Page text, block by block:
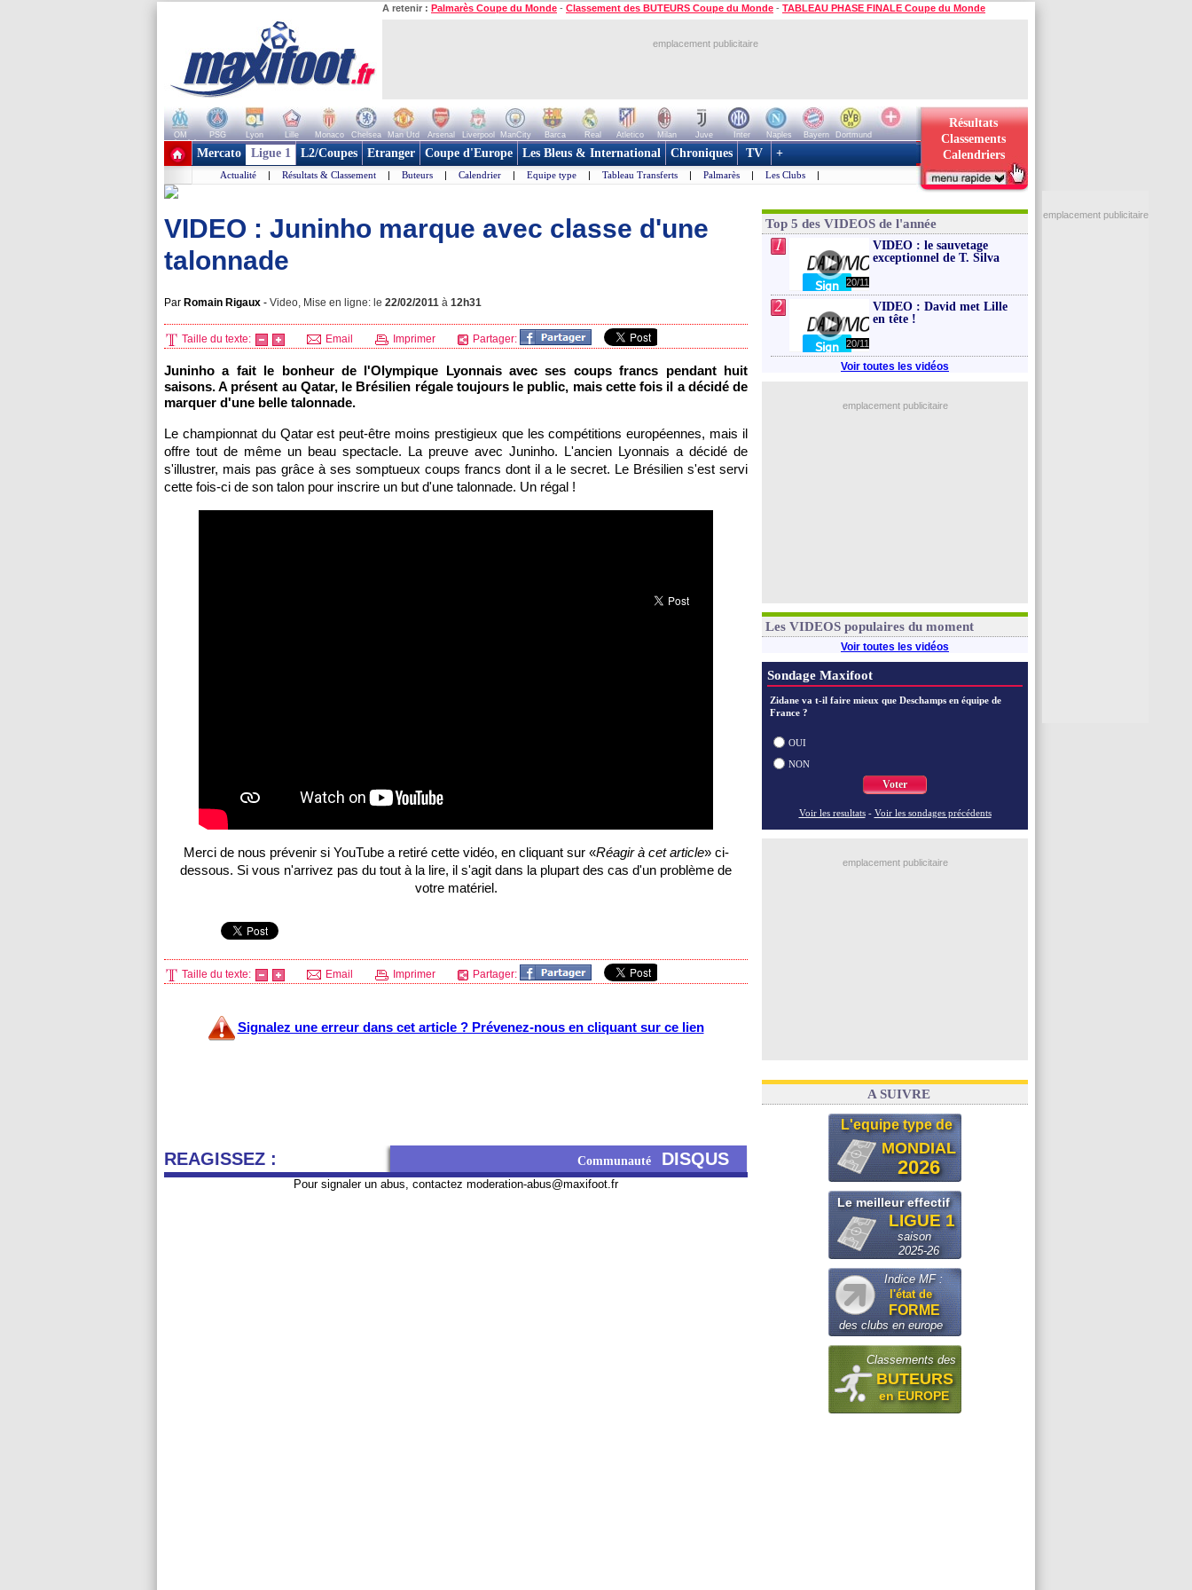
A retenir : Palmarès Coupe du Monde - Classement des BUTEURS Coupe du Monde - TABLEAU PHASE FINALE Coupe du Monde
emplacement publicitaire
OM PSG Lyon Lille Monaco Chelsea Man Utd Arsenal Liverpool ManCity Barca Real Atletico Milan Juve Inter Naples Bayern
Dortmund
+ de clubs
Résultats
Classements
Calendriers
Mercato Ligue 1 L2/Coupes Etranger Coupe d'Europe Les Bleus & International Chroniques TV +
Actualité | Résultats & Classement | Buteurs | Calendrier | Equipe type | Tableau Transferts | Palmarès | Les Clubs |
VIDEO : Juninho marque avec classe d'une
talonnade
Par Romain Rigaux - Video, Mise en ligne: le 22/02/2011 à 12h31
Taille du texte: Email Imprimer Partager:
Juninho a fait le bonheur de l'Olympique Lyonnaisavec ses coups francs pendant huit
saisons. A présent au Qatar, le Brésilien régale toujours le public, mais cette fois il a décidé de
marquer d'une belle talonnade.
Le championnat du Qatar est peut-être moins prestigieux que les compétitions européennes, mais il
offre tout de même un beau spectacle. La preuve avec Juninho. L'ancien Lyonnais a décidé de
s'illustrer, mais pas grâce à ses somptueux coups francs dont il a le secret. Le Brésilien s'est servi
cette fois-ci de son talon pour inscrire un but d'une talonnade. Un régal !
Merci de nous prévenir si YouTube a retiré cette vidéo, en cliquant sur «Réagir à cet article» ci-
dessous. Si vous n'arrivez pas du tout à la lire, il s'agit dans la plupart des cas d'un problème de
votre matériel.
Taille du texte: Email Imprimer Partager:
Signalez une erreur dans cet article ? Prévenez-nous en cliquant sur ce lien
REAGISSEZ : Communauté DISQUS
Pour signaler un abus, contactez moderation-abus@maxifoot.fr
Top 5 des VIDEOS de l'année
1
20/11
VIDEO : le sauvetage
exceptionnel de T. Silva
2
20/11
VIDEO : David met Lille
en tête !
Voir toutes les vidéos
emplacement publicitaire
Les VIDEOS populaires du moment
Voir toutes les vidéos
Sondage Maxifoot
Zidane va t-il faire mieux que Deschamps en équipe de
France ?
OUI
NON
Voter
Voir les resultats - Voir les sondages précédents
emplacement publicitaire
A SUIVRE
L'equipe type de
MONDIAL
2026
Le meilleur effectif
LIGUE 1
saison
2025-26
Indice MF :
l'état de
FORME
des clubs en europe
Classements des
BUTEURS
en EUROPE
emplacement publicitaire